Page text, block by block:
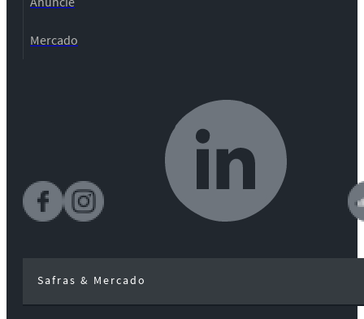
Mercado
Safras & Mercado